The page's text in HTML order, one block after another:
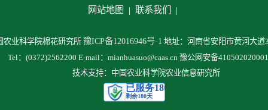
网站地图 | 联系我们 |
农业科学院棉花研究所 豫ICP备12016946号-1 地址：河南省安阳市黄河大
Tel：(0372)2562200 E-mail：mianhuasuo@caas.cn 豫公网安备
技术支持：中国农业科学院农业信息研究所